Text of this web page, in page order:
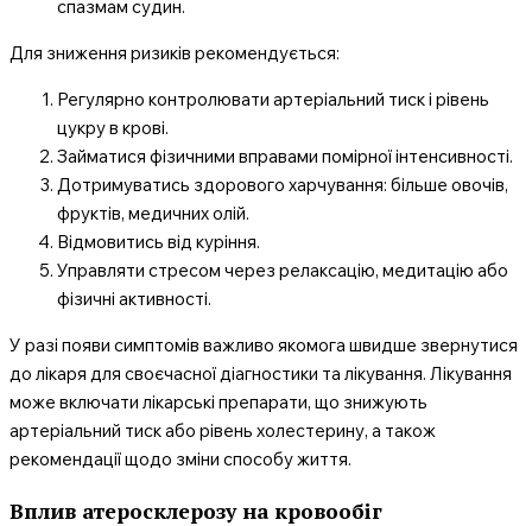
спазмам судин.
Для зниження ризиків рекомендується:
Регулярно контролювати артеріальний тиск і рівень
цукру в крові.
Займатися фізичними вправами помірної інтенсивності.
Дотримуватись здорового харчування: більше овочів,
фруктів, медичних олій.
Відмовитись від куріння.
Управляти стресом через релаксацію, медитацію або
фізичні активності.
У разі появи симптомів важливо якомога швидше звернутися
до лікаря для своєчасної діагностики та лікування. Лікування
може включати лікарські препарати, що знижують
артеріальний тиск або рівень холестерину, а також
рекомендації щодо зміни способу життя.
Вплив атеросклерозу на кровообіг